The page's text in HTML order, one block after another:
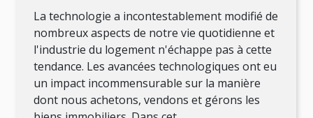
La technologie a incontestablement modifié de
nombreux aspects de notre vie quotidienne et
l'industrie du logement n'échappe pas à cette
tendance. Les avancées technologiques ont eu
un impact incommensurable sur la manière
dont nous achetons, vendons et gérons les